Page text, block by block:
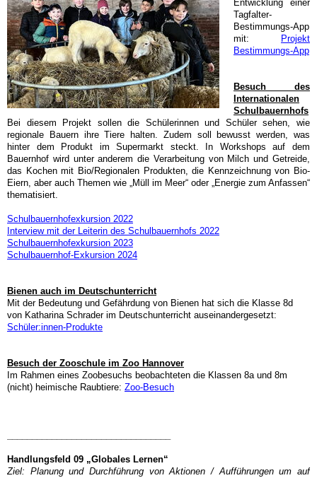
Entwicklung einer
Tagfalter-
Bestimmungs-App
mit:
Projekt
Bestimmungs-App
Besuch des
Internationalen
Schulbauernhofs
Bei diesem Projekt sollen die Schülerinnen und Schüler sehen, wie
regionale Bauern ihre Tiere halten. Zudem soll bewusst werden, was
hinter dem Produkt im Supermarkt steckt. In Workshops auf dem
Bauernhof wird unter anderem die Verarbeitung von Milch und Getreide,
das Kochen mit Bio/Regionalen Produkten, die Kennzeichnung von Bio-
Eiern, aber auch Themen wie „Müll im Meer“ oder „Energie zum Anfassen“
thematisiert.
Schulbauernhofexkursion 2022
Interview mit der Leiterin des Schulbauernhofs 2022
Schulbauernhofexkursion 2023
Schulbauernhof-Exkursion 2024
Bienen auch im Deutschunterricht
Mit der Bedeutung und Gefährdung von Bienen hat sich die Klasse 8d
von Katharina Schrader im Deutschunterricht auseinandergesetzt:
Schüler:innen-Produkte
Besuch der Zooschule im Zoo Hannover
Im Rahmen eines Zoobesuchs beobachteten die Klassen 8a und 8m
(nicht) heimische Raubtiere: Zoo-Besuch
Handlungsfeld 09 „Globales Lernen“
Ziel: Planung und Durchführung von Aktionen / Aufführungen um auf